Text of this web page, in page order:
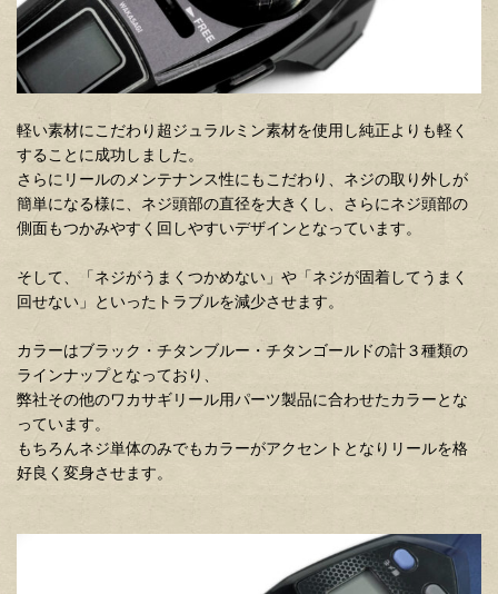
軽い素材にこだわり超ジュラルミン素材を使用し純正よりも軽く
することに成功しました。
さらにリールのメンテナンス性にもこだわり、ネジの取り外しが
簡単になる様に、ネジ頭部の直径を大きくし、さらにネジ頭部の
側面もつかみやすく回しやすいデザインとなっています。
そして、「ネジがうまくつかめない」や「ネジが固着してうまく
回せない」といったトラブルを減少させます。
カラーはブラック・チタンブルー・チタンゴールドの計３種類の
ラインナップとなっており、
弊社その他のワカサギリール用パーツ製品に合わせたカラーとな
っています。
もちろんネジ単体のみでもカラーがアクセントとなりリールを格
好良く変身させます。